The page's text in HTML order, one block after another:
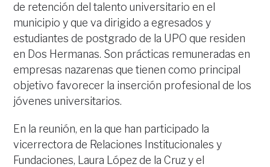
de retención del talento universitario en el
municipio y que va dirigido a egresados y
estudiantes de postgrado de la UPO que residen
en Dos Hermanas. Son prácticas remuneradas en
empresas nazarenas que tienen como principal
objetivo favorecer la inserción profesional de los
jóvenes universitarios.
En la reunión, en la que han participado la
vicerrectora de Relaciones Institucionales y
Fundaciones, Laura López de la Cruz y el